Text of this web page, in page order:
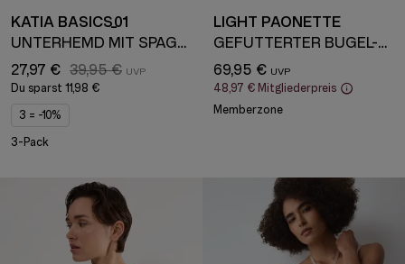
KATIA BASICS_01
UNTERHEMD MIT SPAGHETTITRÄGERN
27,97 € 39,95 €
Du sparst 11,98 €
3 = -10%
3-Pack
LIGHT PAONETTE
GEFÜTTERTER BÜGEL-BH
69,95 €
48,97 € Mitgliederpreis
Memberzone